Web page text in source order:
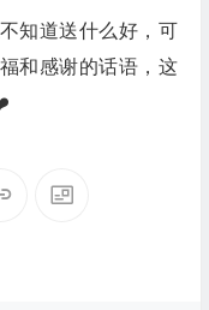
知道送什么好，可
和感谢的话语，这